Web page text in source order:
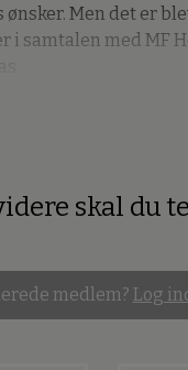
Men det er
i samtalen med MF
skal du
medlem? Log